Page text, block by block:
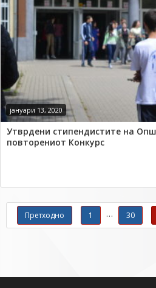
јануари 13, 2020
Утврдени стипендистите на
повторениот Конкурс
Навигација
Претходно 1 … 30